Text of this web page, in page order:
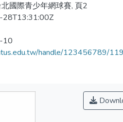
國際青少年網球賽, 頁2
10
handle/123456789/